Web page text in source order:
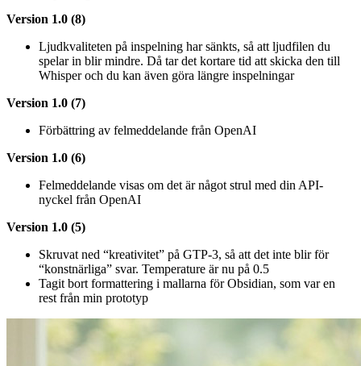
Version 1.0 (8)
Ljudkvaliteten på inspelning har sänkts, så att ljudfilen du
spelar in blir mindre. Då tar det kortare tid att skicka den till
Whisper och du kan även göra längre inspelningar
Version 1.0 (7)
Förbättring av felmeddelande från OpenAI
Version 1.0 (6)
Felmeddelande visas om det är något strul med din API-
nyckel från OpenAI
Version 1.0 (5)
Skruvat ned “kreativitet” på GTP-3, så att det inte blir för
“konstnärliga” svar. Temperature är nu på 0.5
Tagit bort formattering i mallarna för Obsidian, som var en
rest från min prototyp